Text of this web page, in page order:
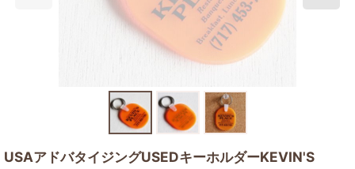
USAアドバタイジングUSEDキーホルダーKEVIN'S